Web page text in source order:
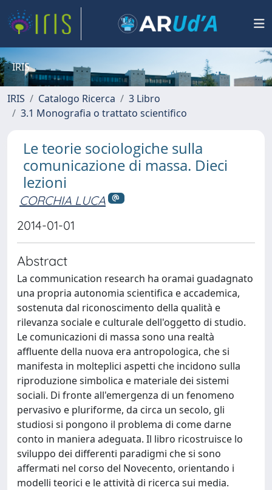
IRIS
IRIS Catalogo Ricerca
3 Libro
3.1 Monografia o trattato scientifico
Le teorie sociologiche sulla
comunicazione di massa. Dieci
lezioni
CORCHIA LUCA
2014-01-01
Abstract
La communication research ha oramai guadagnato
una propria autonomia scientifica e accademica,
sostenuta dal riconoscimento della qualità e
rilevanza sociale e culturale dell'oggetto di studio.
Le comunicazioni di massa sono una realtà
affluente della nuova era antropologica, che si
manifesta in molteplici aspetti che incidono sulla
riproduzione simbolica e materiale dei sistemi
sociali. Di fronte all'emergenza di un fenomeno
pervasivo e pluriforme, da circa un secolo, gli
studiosi si pongono il problema di come darne
conto in maniera adeguata. Il libro ricostruisce lo
sviluppo dei differenti paradigmi che si sono
affermati nel corso del Novecento, orientando i
modelli teorici e le attività di ricerca sui media.